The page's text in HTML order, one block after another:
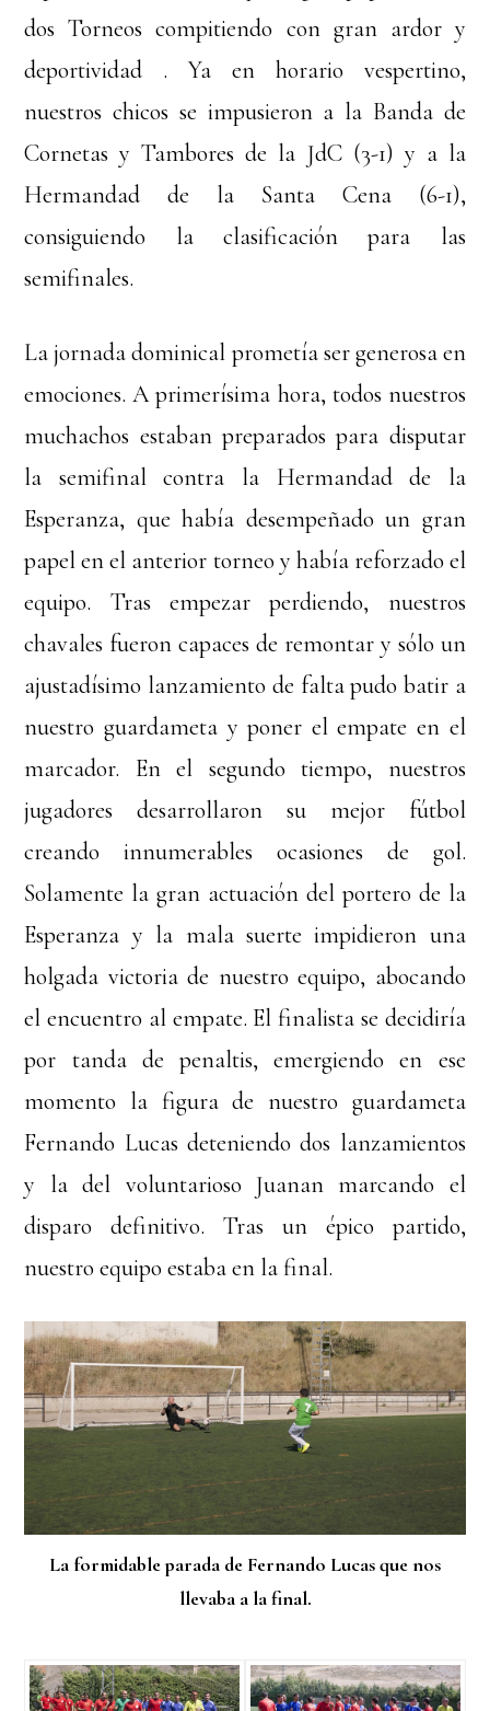
dos Torneos compitiendo con gran ardor y
deportividad . Ya en horario vespertino,
nuestros chicos se impusieron a la Banda de
Cornetas y Tambores de la JdC (3-1) y a la
Hermandad de la Santa Cena (6-1),
consiguiendo la clasificación para las
semifinales.
La jornada dominical prometía ser generosa en
emociones. A primerísima hora, todos nuestros
muchachos estaban preparados para disputar
la semifinal contra la Hermandad de la
Esperanza, que había desempeñado un gran
papel en el anterior torneo y había reforzado el
equipo. Tras empezar perdiendo, nuestros
chavales fueron capaces de remontar y sólo un
ajustadísimo lanzamiento de falta pudo batir a
nuestro guardameta y poner el empate en el
marcador. En el segundo tiempo, nuestros
jugadores desarrollaron su mejor fútbol
creando innumerables ocasiones de gol.
Solamente la gran actuación del portero de la
Esperanza y la mala suerte impidieron una
holgada victoria de nuestro equipo, abocando
el encuentro al empate. El finalista se decidiría
por tanda de penaltis, emergiendo en ese
momento la figura de nuestro guardameta
Fernando Lucas deteniendo dos lanzamientos
y la del voluntarioso Juanan marcando el
disparo definitivo. Tras un épico partido,
nuestro equipo estaba en la final.
La formidable parada de Fernando Lucas que nos
llevaba a la final.